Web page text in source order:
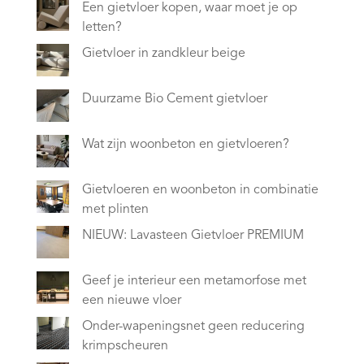
Een gietvloer kopen, waar moet je op
letten?
Gietvloer in zandkleur beige
Duurzame Bio Cement gietvloer
Wat zijn woonbeton en gietvloeren?
Gietvloeren en woonbeton in combinatie
met plinten
NIEUW: Lavasteen Gietvloer PREMIUM
Geef je interieur een metamorfose met
een nieuwe vloer
Onder-wapeningsnet geen reducering
krimpscheuren